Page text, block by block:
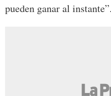
pueden ganar al instante”.